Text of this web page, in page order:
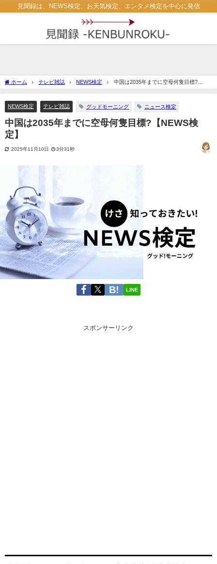
見聞録は、NEWS検定、お天気検定、エンタメ検定を中心に発信
ホーム テレビ雑誌 NEWS検定
中国は2035年までに空母何隻目標?
【NEWS検定】
NEWS検定 テレビ雑誌 グッドモーニング ニュース検定
中国は2035年までに空母何隻目標?【NEWS検
定】
2025年11月10日 3分31秒
LINE
スポンサーリンク